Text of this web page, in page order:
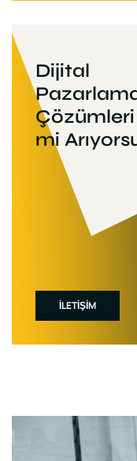
Dijital
Çözümleri
mi
İLETİŞİM